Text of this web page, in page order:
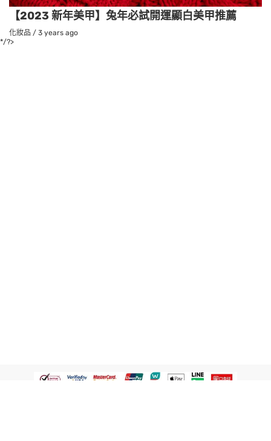
【2023 新年美甲】兔年必試開運顯白美甲推薦
化妝品 / 3 years ago
*/?>